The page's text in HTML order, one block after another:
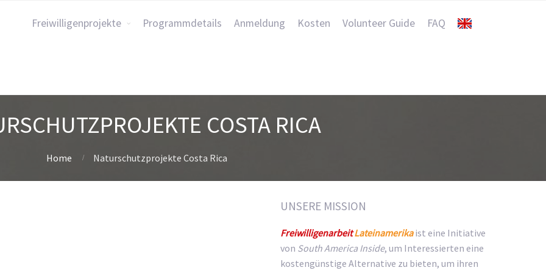
Freiwilligenprojekte Programmdetails Anmeldung Kosten Volunteer Guide FAQ
COSTA RICA
Home Naturschutzprojekte Costa Rica
UNSERE MISSION
FreiwilligenarbeitLateinamerikaist eine Initiative
von South America Inside, um Interessierten eine
kostengünstige Alternative zu bieten, um ihren